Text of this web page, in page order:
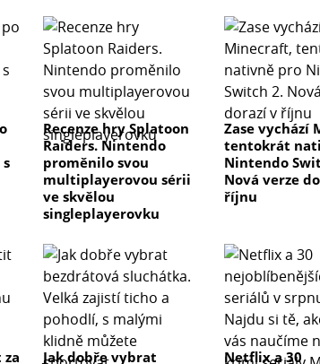
Recenze hry Splatoon
Raiders. Nintendo
proměnilo svou
multiplayerovou sérii
ve skvělou
singleplayerovku
Zase vychází
tentokrát
Nintendo
Nová verze
říjnu
Jak dobře vybrat Netflix a 30